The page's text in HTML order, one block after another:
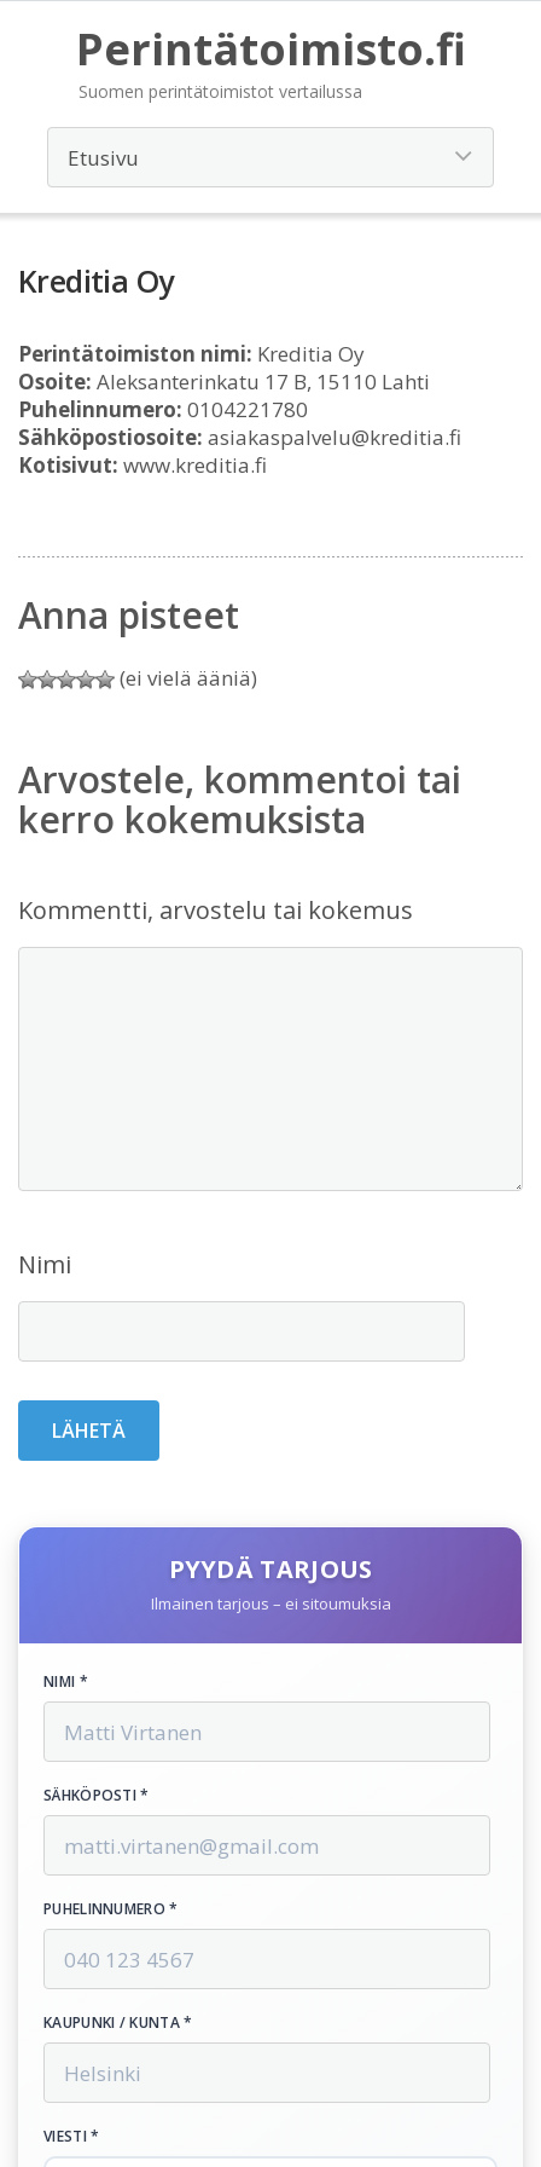
Perintätoimisto.fi
Suomen perintätoimistot vertailussa
Kreditia Oy
Perintätoimiston nimi: Kreditia Oy
Osoite: Aleksanterinkatu 17 B, 15110 Lahti
Puhelinnumero: 0104221780
Sähköpostiosoite: asiakaspalvelu@kreditia.fi
Kotisivut: www.kreditia.fi
Anna pisteet
(ei vielä ääniä)
Arvostele, kommentoi tai
kerro kokemuksista
Kommentti, arvostelu tai kokemus
Nimi
PYYDÄ TARJOUS
Ilmainen tarjous – ei sitoumuksia
NIMI *
SÄHKÖPOSTI *
PUHELINNUMERO *
KAUPUNKI / KUNTA *
VIESTI *